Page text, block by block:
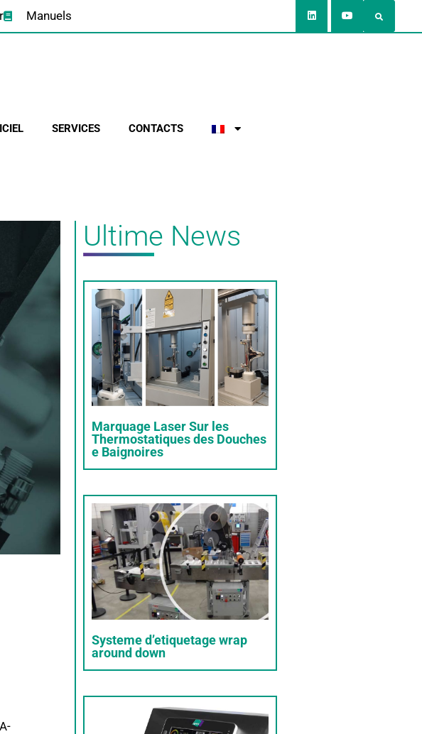
Manuels
SERVICES CONTACTS
Ultime News
Marquage Laser Sur les
Thermostatiques des Douches
e Baignoires
Systeme d’etiquetage wrap
around down